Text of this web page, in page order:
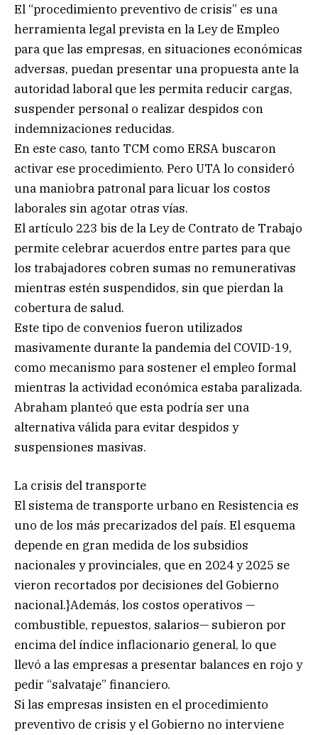
El “procedimiento preventivo de crisis” es una
herramienta legal prevista en la Ley de Empleo
para que las empresas, en situaciones económicas
adversas, puedan presentar una propuesta ante la
autoridad laboral que les permita reducir cargas,
suspender personal o realizar despidos con
indemnizaciones reducidas.
En este caso, tanto TCM como ERSA buscaron
activar ese procedimiento. Pero UTA lo consideró
una maniobra patronal para licuar los costos
laborales sin agotar otras vías.
El artículo 223 bis de la Ley de Contrato de Trabajo
permite celebrar acuerdos entre partes para que
los trabajadores cobren sumas no remunerativas
mientras estén suspendidos, sin que pierdan la
cobertura de salud.
Este tipo de convenios fueron utilizados
masivamente durante la pandemia del COVID-19,
como mecanismo para sostener el empleo formal
mientras la actividad económica estaba paralizada.
Abraham planteó que esta podría ser una
alternativa válida para evitar despidos y
suspensiones masivas.
La crisis del transporte
El sistema de transporte urbano en Resistencia es
uno de los más precarizados del país. El esquema
depende en gran medida de los subsidios
nacionales y provinciales, que en 2024 y 2025 se
vieron recortados por decisiones del Gobierno
nacional.}Además, los costos operativos —
combustible, repuestos, salarios— subieron por
encima del índice inflacionario general, lo que
llevó a las empresas a presentar balances en rojo y
pedir “salvataje” financiero.
Si las empresas insisten en el procedimiento
preventivo de crisis y el Gobierno no interviene